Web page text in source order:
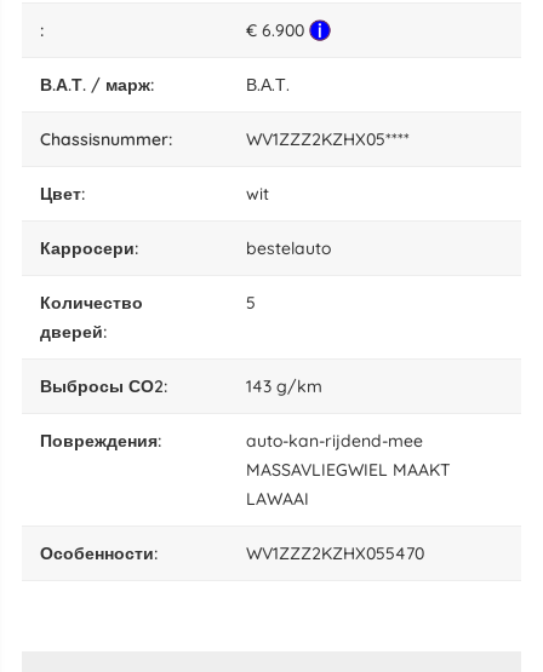
: € 6.900
В.А.Т. / марж: В.А.Т.
chassisnummer: WV1ZZZ2KZHX05****
цвет: wit
карросери: bestelauto
количество
дверей:
5
выбросы СО2: 143 g/km
повреждения:
auto-kan-rijdend-mee
MASSAVLIEGWIEL MAAKT
LAWAAI
особенности: WV1ZZZ2KZHX055470